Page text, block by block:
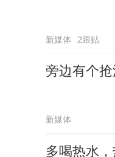
新媒体 2跟贴
旁边有个
新媒体
多喝热水，